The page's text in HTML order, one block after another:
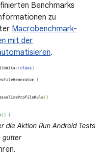
Benchmarks
zu
Macrobenchmark-
mit der
.
die Aktion Run Android Tests
gutter